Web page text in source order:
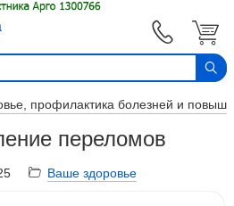
профилактика болезней и
переломов
Ваше здоровье